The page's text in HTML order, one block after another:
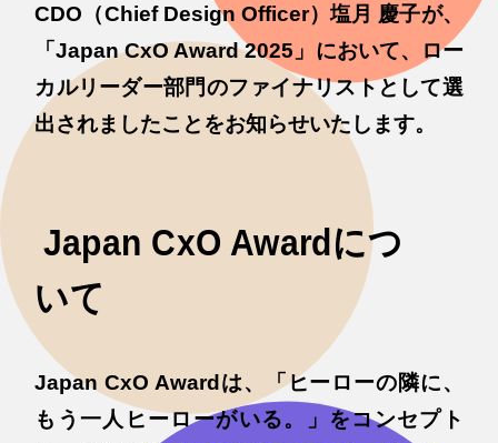
CDO（Chief Design Officer）塩月 慶子が、
「Japan CxO Award 2025」において、ロー
カルリーダー部門のファイナリストとして選
出されましたことをお知らせいたします。
Japan CxO Awardにつ
いて
Japan CxO Awardは、「ヒーローの隣に、
もう一人ヒーローがいる。」をコンセプト